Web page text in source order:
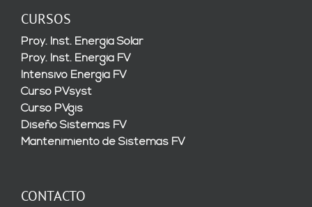
CURSOS
Proy. Inst. Energía Solar
Proy. Inst. Energía FV
Intensivo Energía FV
Curso PVsyst
Curso PVgis
Diseño Sistemas FV
Mantenimiento de Sistemas FV
CONTACTO